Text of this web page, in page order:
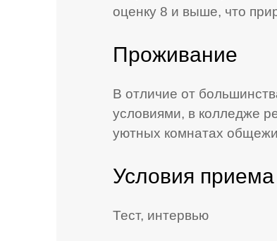
оценку 8 и выше, что
Проживание
В отличие от
условиями, в колледже
уютных комнатах
Условия приема
Тест, интервью